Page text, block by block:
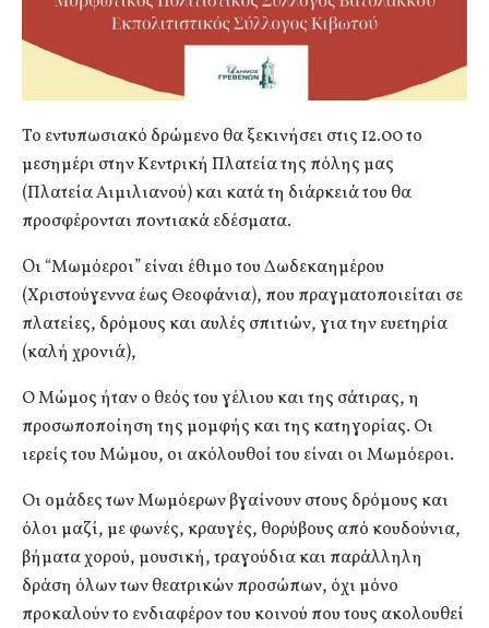
Το εντυπωσιακό δρώμενο θα ξεκινήσει στις 12.00 το
μεσημέρι στην Κεντρική Πλατεία της πόλης μας
(Πλατεία Αιμιλιανού) και κατά τη διάρκειά του θα
προσφέρονται ποντιακά εδέσματα.
Oι “Μωμόεροι” είναι έθιμο του Δωδεκαημέρου
(Χριστούγεννα έως Θεοφάνια), που πραγματοποιείται σε
πλατείες, δρόμους και αυλές σπιτιών, για την ευετηρία
(καλή χρονιά),
Ο Μώμος ήταν ο θεός του γέλιου και της σάτιρας, η
προσωποποίηση της μομφής και της κατηγορίας. Οι
ιερείς του Μώμου, οι ακόλουθοί του είναι οι Μωμόεροι.
Οι ομάδες των Μωμόερων βγαίνουν στους δρόμους και
όλοι μαζί, με φωνές, κραυγές, θορύβους από κουδούνια,
βήματα χορού, μουσική, τραγούδια και παράλληλη
δράση όλων των θεατρικών προσώπων, όχι μόνο
προκαλούν το ενδιαφέρον του κοινού που τους ακολουθεί